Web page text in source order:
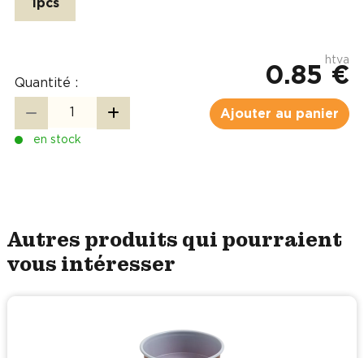
1pcs
Quantité :
htva
0.85 €
Ajouter au panier
en stock
Autres produits qui pourraient
vous intéresser